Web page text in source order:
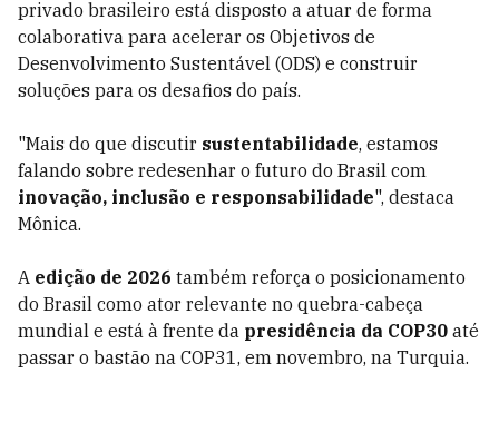
privado brasileiro está disposto a atuar de forma
colaborativa para acelerar os Objetivos de
Desenvolvimento Sustentável (ODS) e construir
soluções para os desafios do país.
"Mais do que discutir sustentabilidade, estamos
falando sobre redesenhar o futuro do Brasil com
inovação, inclusão e responsabilidade", destaca
Mônica.
A edição de 2026 também reforça o posicionamento
do Brasil como ator relevante no quebra-cabeça
mundial e está à frente da presidência da COP30 até
passar o bastão na COP31, em novembro, na Turquia.